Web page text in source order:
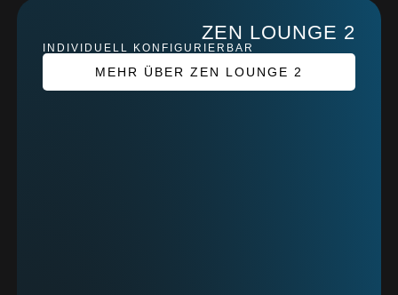
ZEN LOUNGE 2
INDIVIDUELL KONFIGURIERBAR
MEHR ÜBER ZEN LOUNGE 2